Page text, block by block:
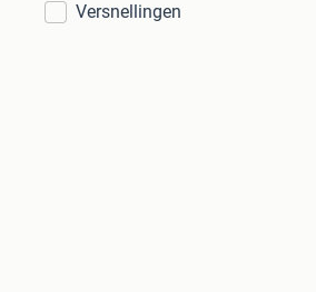
Versnellingen